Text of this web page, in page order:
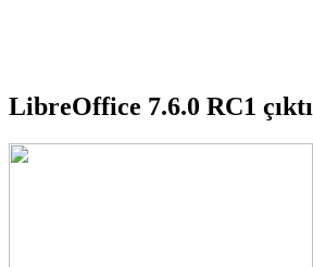
LibreOffice 7.6.0 RC1 çıktı